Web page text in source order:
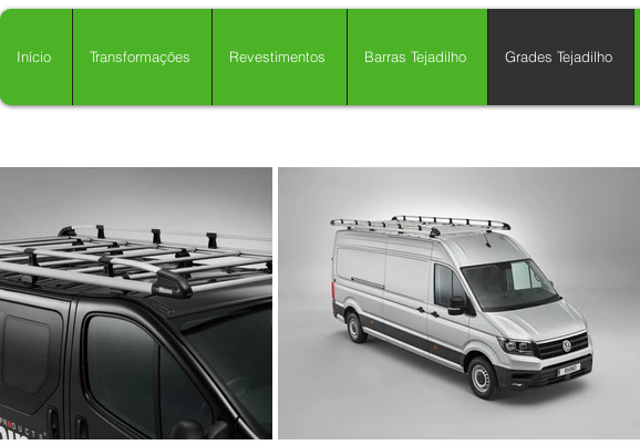
Início Transformações Revestimentos Barras Tejadilho Grades Tejadilho